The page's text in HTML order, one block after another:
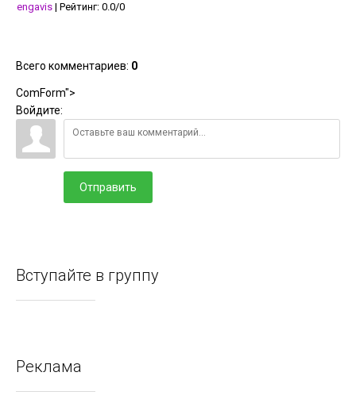
engavis | Рейтинг: 0.0/0
Всего комментариев: 0
ComForm">
Войдите:
Отправить
Вступайте в группу
Реклама